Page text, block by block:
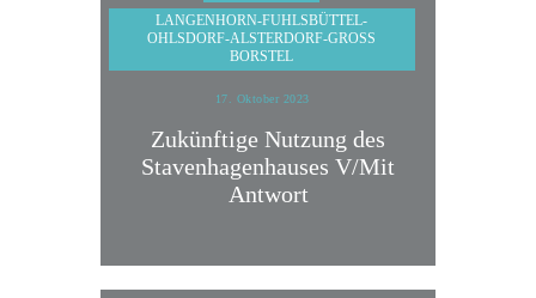
LANGENHORN-FUHLSBÜTTEL-
OHLSDORF-ALSTERDORF-GROSS B
ORSTEL
17. Oktober 2023
Zukünftige Nutzung des
Stavenhagenhauses V/Mit
Antwort